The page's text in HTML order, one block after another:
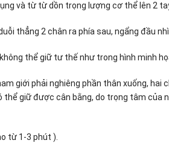
và từ từ dồn trọng lượng cơ thể lên 2
thẳng 2 chân ra phía sau, ngẩng đầu
thể giữ tư thế như trong hình minh
giới phải nghiêng phần thân xuống, hai
giữ được cân bằng, do trọng tâm của
từ 1-3 phút ).